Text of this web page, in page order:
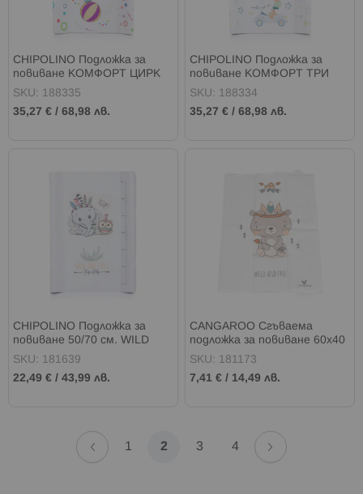
CHIPOLINO Подложка за
повиване КОМФОРТ ЦИРК
ШАРЕНА
SKU: 188335
35,27 € / 68,98 лв.
CHIPOLINO Подложка за
повиване КОМФОРТ ТРИ
ЖИРАФА ШАРЕНА
SKU: 188334
35,27 € /68,98 лв.
CHIPOLINO Подложка за
повиване 50/70 см. WILD
AND FREE СЛОНЧЕ
SKU: 181639
22,49 € / 43,99 лв.
CANGAROO Сгъваема
подложка за повиване 60х40
см WILD AND FREE BEAR
SKU: 181173
7,41 € / 14,49 лв.
Страница
Назад
Страница
1 В
2 Страница
3 Страница
4
Страница
Напред